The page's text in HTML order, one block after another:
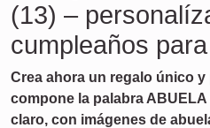
(13) –
cumpleaños
Crea ahora un regalo único
compone la palabra
claro, con imágenes de